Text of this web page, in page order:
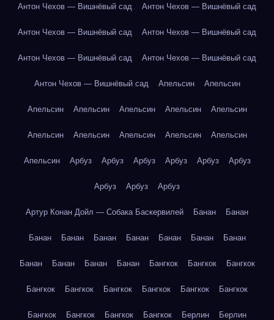
Антон Чехов — Вишнёвый сад Антон Чехов — Вишнёвый сад
Антон Чехов — Вишнёвый сад Антон Чехов — Вишнёвый сад
Антон Чехов — Вишнёвый сад Антон Чехов — Вишнёвый сад
Антон Чехов — Вишнёвый сад Апельсин Апельсин
Апельсин Апельсин Апельсин Апельсин Апельсин
Апельсин Апельсин Апельсин Апельсин Апельсин
Апельсин Арбуз Арбуз Арбуз Арбуз Арбуз Арбуз
Арбуз Арбуз Арбуз
Артур Конан Дойл — Собака Баскервилей Банан Банан
Банан Банан Банан Банан Банан Банан Банан
Банан Банан Банан Банан Бангкок Бангкок Бангкок
Бангкок Бангкок Бангкок Бангкок Бангкок Бангкок
Бангкок Бангкок Бангкок Бангкок Берлин Берлин